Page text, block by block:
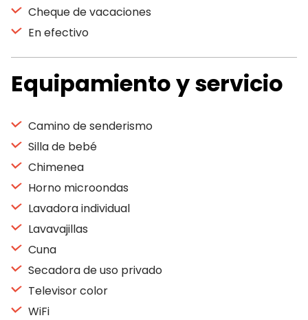
Cheque de vacaciones
En efectivo
Equipamiento y servicio
Camino de senderismo
Silla de bebé
Chimenea
Horno microondas
Lavadora individual
Lavavajillas
Cuna
Secadora de uso privado
Televisor color
WiFi